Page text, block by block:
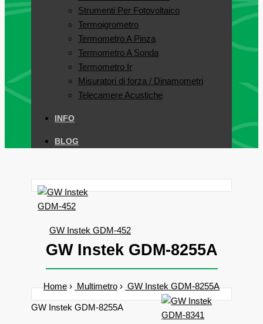
Strumenti Per Fotovoltaico
Termoigrometro
Termometro A Pinza
Termometro A Sonda
Termometro Ir
Misuratori di forza / Dinamometri
Telecamere Acustiche
INFO
BLOG
GW Instek GDM-452
GW Instek GDM-8255A
Home Multimetro GW Instek GDM-8255A
GW Instek GDM-8255A